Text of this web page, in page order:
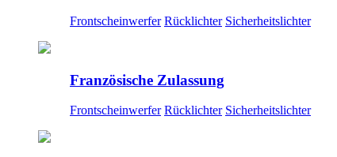
Frontscheinwerfer Rücklichter Sicherheitslichter
Französische Zulassung
Frontscheinwerfer Rücklichter Sicherheitslichter